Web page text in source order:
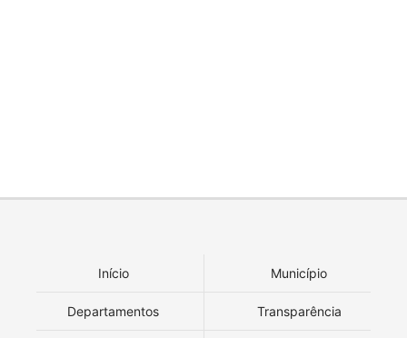
Início Município
Departamentos Transparência